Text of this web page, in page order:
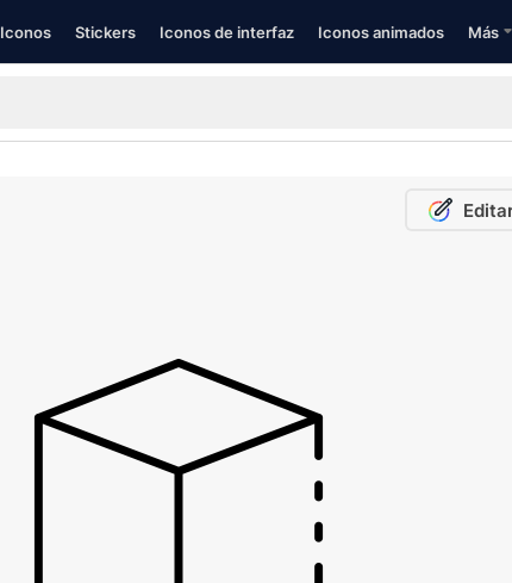
Iconos Stickers Iconos de interfaz Iconos animados Más